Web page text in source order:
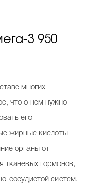
3 950
многих
что о нем нужно
его
жирные кислоты
органы от
тканевых гормонов,
сосудистой систем.